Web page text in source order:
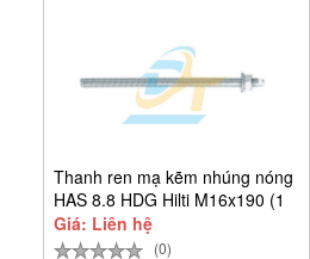
Thanh ren mạ kẽm nhúng nóng
HAS 8.8 HDG Hilti M16x190 (1
Giá: Liên hệ
(0)